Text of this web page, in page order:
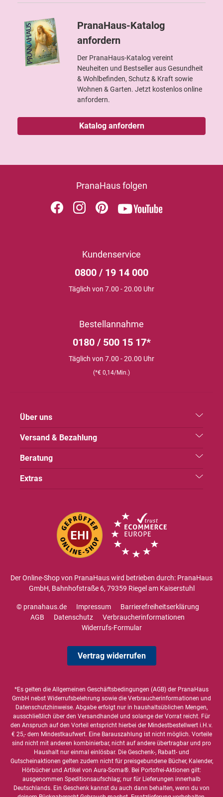
PranaHaus-Katalog
anfordern
Der PranaHaus-Katalog vereint
Neuheiten und Bestseller aus Gesundheit
& Wohlbefinden, Schutz & Kraft sowie
Wohnen & Garten. Jetzt kostenlos online
anfordern.
Katalog anfordern
PranaHaus folgen
Kundenservice
0800 / 19 14 000
Täglich von 7.00 - 20.00 Uhr
Bestellannahme
0180 / 500 15 17*
Täglich von 7.00 - 20.00 Uhr
(*€ 0,14/Min.)
Über uns
Versand & Bezahlung
Beratung
Extras
Der Online-Shop von PranaHaus wird betrieben durch: PranaHaus
GmbH, Bahnhofstraße 6, 79359 Riegel am Kaiserstuhl
© pranahaus.de Impressum
Barrierefreiheitserklärung
AGB
Datenschutz
Verbraucherinformationen
Widerrufs-Formular
Vertrag widerrufen
*Es gelten die Allgemeinen Geschäftsbedingungen (AGB) der PranaHaus
GmbH nebst Widerrufsbelehrung sowie die Verbraucherinformationen und
Datenschutzhinweise. Abgabe erfolgt nur in haushaltsüblichen Mengen,
ausschließlich über den Versandhandel und solange der Vorrat reicht. Für
den Anspruch auf den Vorteil entspricht hierbei der Mindestbestellwert i.H.v.
€ 25,- dem Mindestkaufwert. Eine Barauszahlung ist nicht möglich. Vorteile
sind nicht mit anderen kombinierbar, nicht auf andere übertragbar und pro
Haushalt nur einmal einlösbar. Die Geschenk-, Rabatt- und
Gutscheinaktionen gelten zudem nicht für preisgebundene Bücher, Kalender,
Hörbücher und Artikel von Aura-Soma®. Bei Portofrei-Aktionen gilt:
ausgenommen Speditionsaufschlag; nur für Lieferungen innerhalb
Deutschlands. Ein Geschenk kannst du auch dann behalten, wenn du von